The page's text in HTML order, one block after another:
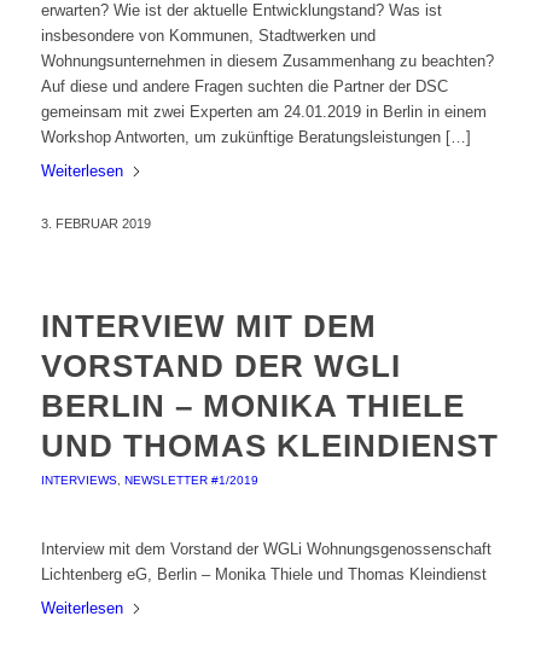
erwarten? Wie ist der aktuelle Entwicklungstand? Was ist
insbesondere von Kommunen, Stadtwerken und
Wohnungsunternehmen in diesem Zusammenhang zu beachten?
Auf diese und andere Fragen suchten die Partner der DSC
gemeinsam mit zwei Experten am 24.01.2019 in Berlin in einem
Workshop Antworten, um zukünftige Beratungsleistungen […]
Weiterlesen
3. FEBRUAR 2019
INTERVIEW MIT DEM
VORSTAND DER WGLI
BERLIN – MONIKA THIELE
UND THOMAS KLEINDIENST
INTERVIEWS, NEWSLETTER #1/2019
Interview mit dem Vorstand der WGLi Wohnungsgenossenschaft
Lichtenberg eG, Berlin – Monika Thiele und Thomas Kleindienst
Weiterlesen